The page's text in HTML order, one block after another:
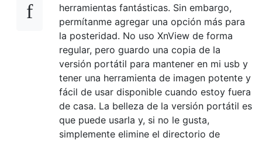
herramientas fantásticas. Sin embargo,
permítanme agregar una opción más para
la posteridad. No uso XnView de forma
regular, pero guardo una copia de la
versión portátil para mantener en mi usb y
tener una herramienta de imagen potente y
fácil de usar disponible cuando estoy fuera
de casa. La belleza de la versión portátil es
que puede usarla y, si no le gusta,
simplemente elimine el directorio de